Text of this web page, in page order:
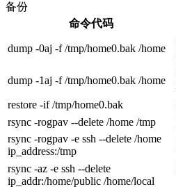
备份
命令代码
dump -0aj -f /tmp/home0.bak /home
dump -1aj -f /tmp/home0.bak /home
restore -if /tmp/home0.bak
rsync -rogpav --delete /home /tmp
rsync -rogpav -e ssh --delete /home
ip_address:/tmp
rsync -az -e ssh --delete
ip_addr:/home/public /home/local